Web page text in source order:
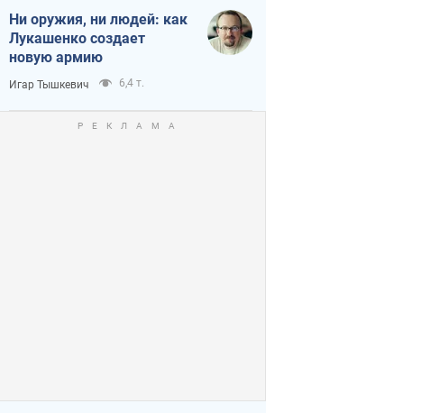
Ни оружия, ни людей: как
Лукашенко создает
новую армию
Игар Тышкевич 6,4 т.